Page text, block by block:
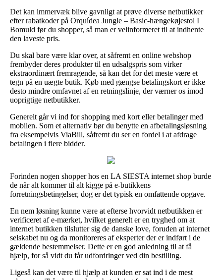
Det kan immervæk blive gavnligt at prøve diverse netbutikker
efter rabatkoder på Orquídea Jungle – Basic-hængekøjestol I
Bomuld før du shopper, så man er velinformeret til at indhente
den laveste pris.
Du skal bare være klar over, at såfremt en online webshop
frembyder deres produkter til en udsalgspris som virker
ekstraordinært fremragende, så kan det for det meste være et
tegn på en uægte butik. Køb med gængse betalingskort er ikke
desto mindre omfavnet af en retningslinje, der værner os imod
uoprigtige netbutikker.
Generelt går vi ind for shopping med kort eller betalinger med
mobilen. Som et alternativ bør du benytte en afbetalingsløsning
fra eksempelvis ViaBill, såfremt du ser en fordel i at afdrage
betalingen i flere bidder.
Forinden nogen shopper hos en LA SIESTA internet shop burde
de når alt kommer til alt kigge på e-butikkens
forretningsbetingelser, dog er det typisk en omfattende opgave.
En nem løsning kunne være at efterse hvorvidt netbutikken er
verificeret af e-mærket, hvilket generelt er en tryghed om at
internet butikken tilslutter sig de danske love, foruden at internet
selskabet nu og da monitoreres af eksperter der er indført i de
gældende bestemmelser. Dette er en god anledning til at få
hjælp, for så vidt du får udfordringer ved din bestilling.
Ligeså kan det være til hjælp at kunden er sat ind i de mest